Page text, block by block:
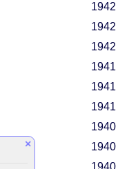
1942
1942
1942
1941
1941
1941
1940
1940
1940
×